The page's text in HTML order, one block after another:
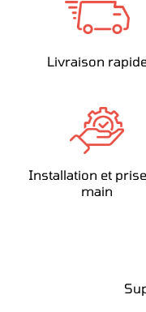
Livraison
Installation et
main